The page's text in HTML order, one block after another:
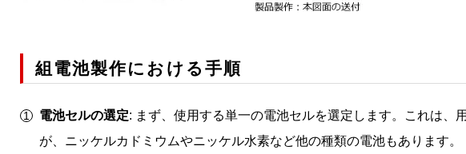
組電池製作における手順
電池セルの選定: まず、使用する単一の電池セルを選定します。これは
が、ニッケルカドミウムやニッケル水素など他の種類の電池もあります。